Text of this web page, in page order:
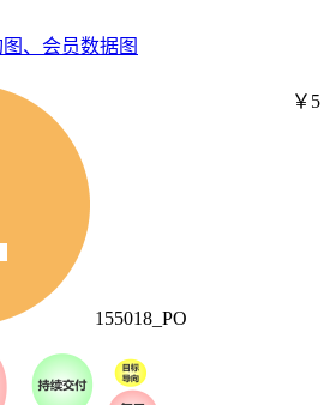
、会员数据图
155018_PO
￥5